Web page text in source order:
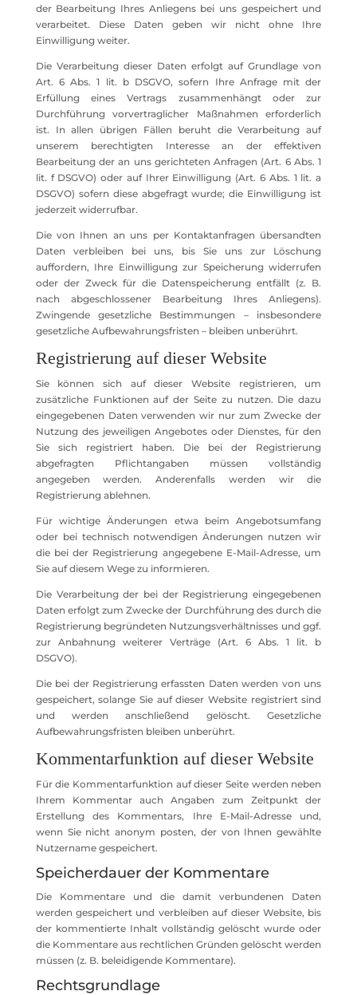
der Bearbeitung Ihres Anliegens bei uns gespeichert und
verarbeitet. Diese Daten geben wir nicht ohne Ihre
Einwilligung weiter.
Die Verarbeitung dieser Daten erfolgt auf Grundlage von
Art. 6 Abs. 1 lit. b DSGVO, sofern Ihre Anfrage mit der
Erfüllung eines Vertrags zusammenhängt oder zur
Durchführung vorvertraglicher Maßnahmen erforderlich
ist. In allen übrigen Fällen beruht die Verarbeitung auf
unserem berechtigten Interesse an der effektiven
Bearbeitung der an uns gerichteten Anfragen (Art. 6 Abs. 1
lit. f DSGVO) oder auf Ihrer Einwilligung (Art. 6 Abs. 1 lit. a
DSGVO) sofern diese abgefragt wurde; die Einwilligung ist
jederzeit widerrufbar.
Die von Ihnen an uns per Kontaktanfragen übersandten
Daten verbleiben bei uns, bis Sie uns zur Löschung
auffordern, Ihre Einwilligung zur Speicherung widerrufen
oder der Zweck für die Datenspeicherung entfällt (z. B.
nach abgeschlossener Bearbeitung Ihres Anliegens).
Zwingende gesetzliche Bestimmungen – insbesondere
gesetzliche Aufbewahrungsfristen – bleiben unberührt.
Registrierung auf dieser Website
Sie können sich auf dieser Website registrieren, um
zusätzliche Funktionen auf der Seite zu nutzen. Die dazu
eingegebenen Daten verwenden wir nur zum Zwecke der
Nutzung des jeweiligen Angebotes oder Dienstes, für den
Sie sich registriert haben. Die bei der Registrierung
abgefragten Pflichtangaben müssen vollständig
angegeben werden. Anderenfalls werden wir die
Registrierung ablehnen.
Für wichtige Änderungen etwa beim Angebotsumfang
oder bei technisch notwendigen Änderungen nutzen wir
die bei der Registrierung angegebene E-Mail-Adresse, um
Sie auf diesem Wege zu informieren.
Die Verarbeitung der bei der Registrierung eingegebenen
Daten erfolgt zum Zwecke der Durchführung des durch die
Registrierung begründeten Nutzungsverhältnisses und ggf.
zur Anbahnung weiterer Verträge (Art. 6 Abs. 1 lit. b
DSGVO).
Die bei der Registrierung erfassten Daten werden von uns
gespeichert, solange Sie auf dieser Website registriert sind
und werden anschließend gelöscht. Gesetzliche
Aufbewahrungsfristen bleiben unberührt.
Kommentar­funktion auf dieser Website
Für die Kommentarfunktion auf dieser Seite werden neben
Ihrem Kommentar auch Angaben zum Zeitpunkt der
Erstellung des Kommentars, Ihre E-Mail-Adresse und,
wenn Sie nicht anonym posten, der von Ihnen gewählte
Nutzername gespeichert.
Speicherdauer der Kommentare
Die Kommentare und die damit verbundenen Daten
werden gespeichert und verbleiben auf dieser Website, bis
der kommentierte Inhalt vollständig gelöscht wurde oder
die Kommentare aus rechtlichen Gründen gelöscht werden
müssen (z. B. beleidigende Kommentare).
Rechtsgrundlage